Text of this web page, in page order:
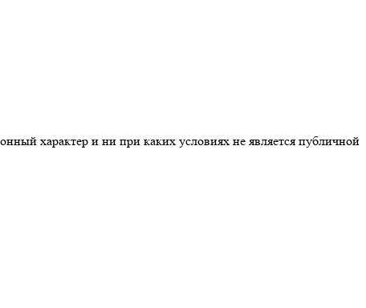
характер и ни при каких условиях не является публичной